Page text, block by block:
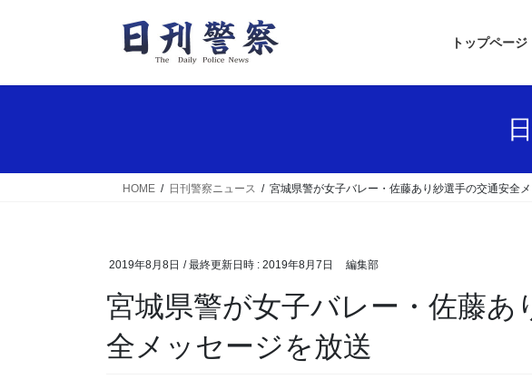
トップページ
HOME 日刊警察ニュース 宮城県警が女子バレー・佐藤あり紗選手の交通安全
2019年8月8日 / 最終更新日時 : 2019年8月7日 編集部
宮城県警が女子バレー・佐藤あり紗選手の交通安
全メッセージを放送